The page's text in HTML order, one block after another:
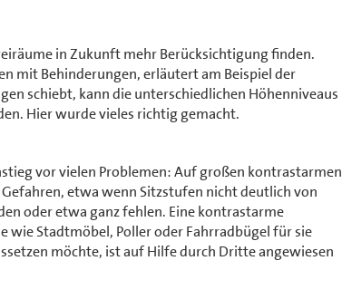
in Zukunft mehr Berücksichtigung finden.
mit Behinderungen, erläutert am Beispiel der
schiebt, kann die unterschiedlichen Höhenniveaus
Hier wurde vieles richtig gemacht.
vor vielen Problemen: Auf großen kontrastarmen
etwa wenn Sitzstufen nicht deutlich von
oder etwa ganz fehlen. Eine kontrastarme
wie Stadtmöbel, Poller oder Fahrradbügel für sie
möchte, ist auf Hilfe durch Dritte angewiesen